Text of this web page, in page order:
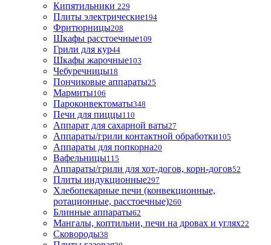
Кипятильники 229
Плиты электрические194
Фритюрницы208
Шкафы расстоечные109
Грили для кур44
Шкафы жарочные103
Чебуречницы18
Пончиковые аппараты25
Мармиты106
Пароконвектоматы348
Печи для пиццы110
Аппарат для сахарной ваты27
Аппараты/грили контактной обработки105
Аппараты для попкорна20
Вафельницы115
Аппараты/грили для хот-догов, корн-догов52
Плиты индукционные297
Хлебопекарные печи (конвекционные,
ротационные, расстоечные)260
Блинные аппараты62
Мангалы, коптильни, печи на дровах и углях22
Сковороды38